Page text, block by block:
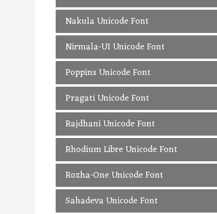
Modak Unicode Hindi Font, Free
Nakula Unicode Font
Nakula Unicode Hindi Font, Free
Nirmala-UI Unicode Font
Nirmala-UI Unicode Hindi Font, Free
Poppins Unicode Font
Poppins Unicode Hindi Font, Free
Pragati Unicode Font
Pragati Unicode Hindi Font, Free
Rajdhani Unicode Font
Rajdhani Unicode Hindi Font, Free
Rhodium Libre Unicode Font
Rhodium Libre Unicode Hindi Font, Free
Rozha-One Unicode Font
Rozha-One Unicode Hindi Font, Free
Sahadeva Unicode Font